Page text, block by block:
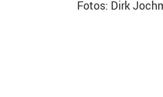
Fotos: Dirk